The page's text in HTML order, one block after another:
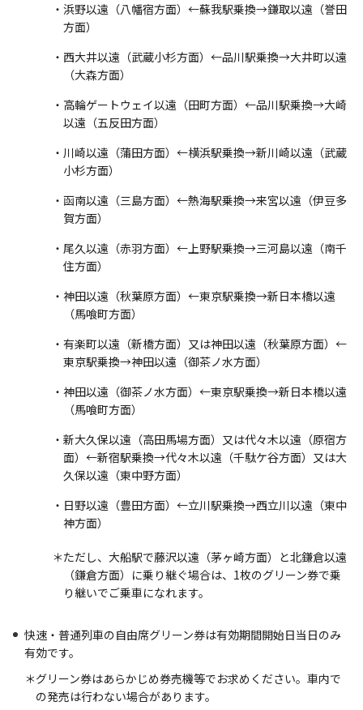
・浜野以遠（八幡宿方面）←蘇我駅乗換→鎌取以遠（誉田
方面）
・西大井以遠（武蔵小杉方面）←品川駅乗換→大井町以遠
（大森方面）
・高輪ゲートウェイ以遠（田町方面）←品川駅乗換→大崎
以遠（五反田方面）
・川崎以遠（蒲田方面）←横浜駅乗換→新川崎以遠（武蔵
小杉方面）
・函南以遠（三島方面）←熱海駅乗換→来宮以遠（伊豆多
賀方面）
・尾久以遠（赤羽方面）←上野駅乗換→三河島以遠（南千
住方面）
・神田以遠（秋葉原方面）←東京駅乗換→新日本橋以遠
（馬喰町方面）
・有楽町以遠（新橋方面）又は神田以遠（秋葉原方面）←
東京駅乗換→神田以遠（御茶ノ水方面）
・神田以遠（御茶ノ水方面）←東京駅乗換→新日本橋以遠
（馬喰町方面）
・新大久保以遠（高田馬場方面）又は代々木以遠（原宿方
面）←新宿駅乗換→代々木以遠（千駄ケ谷方面）又は大
久保以遠（東中野方面）
・日野以遠（豊田方面）←立川駅乗換→西立川以遠（東中
神方面）
＊ただし、大船駅で藤沢以遠（茅ヶ崎方面）と北鎌倉以遠
（鎌倉方面）に乗り継ぐ場合は、1枚のグリーン券で乗
り継いでご乗車になれます。
快速・普通列車の自由席グリーン券は有効期間開始日当日のみ
有効です。
＊グリーン券はあらかじめ券売機等でお求めください。車内で
の発売は行わない場合があります。